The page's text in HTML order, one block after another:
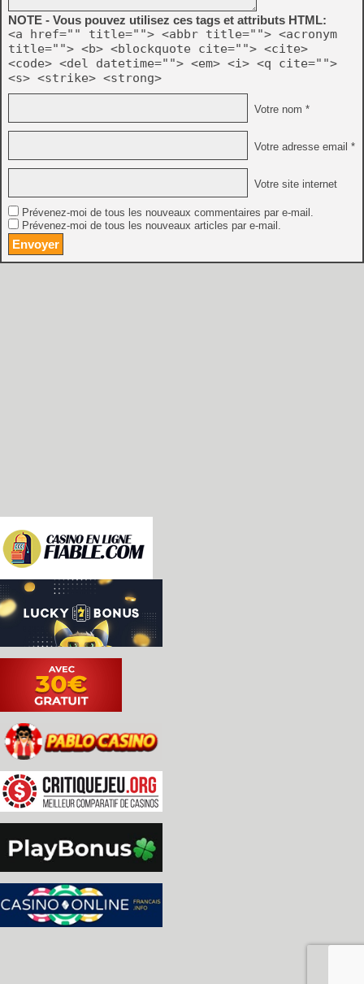
NOTE - Vous pouvez utilisez ces tags et attributs HTML:
<a href="" title=""> <abbr title=""> <acronym
title=""> <b> <blockquote cite=""> <cite>
<code> <del datetime=""> <em> <i> <q cite="">
<s> <strike> <strong>
Votre nom *
Votre adresse email *
Votre site internet
Prévenez-moi de tous les nouveaux commentaires par e-mail.
Prévenez-moi de tous les nouveaux articles par e-mail.